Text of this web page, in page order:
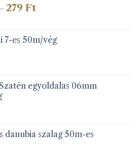
279 FtÁrtartomány:
279 Ft
7-es 50m/vég
egyoldalas 06mm
danubia szalag 50m-es